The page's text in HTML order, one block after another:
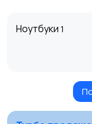
Ноутбуки 1